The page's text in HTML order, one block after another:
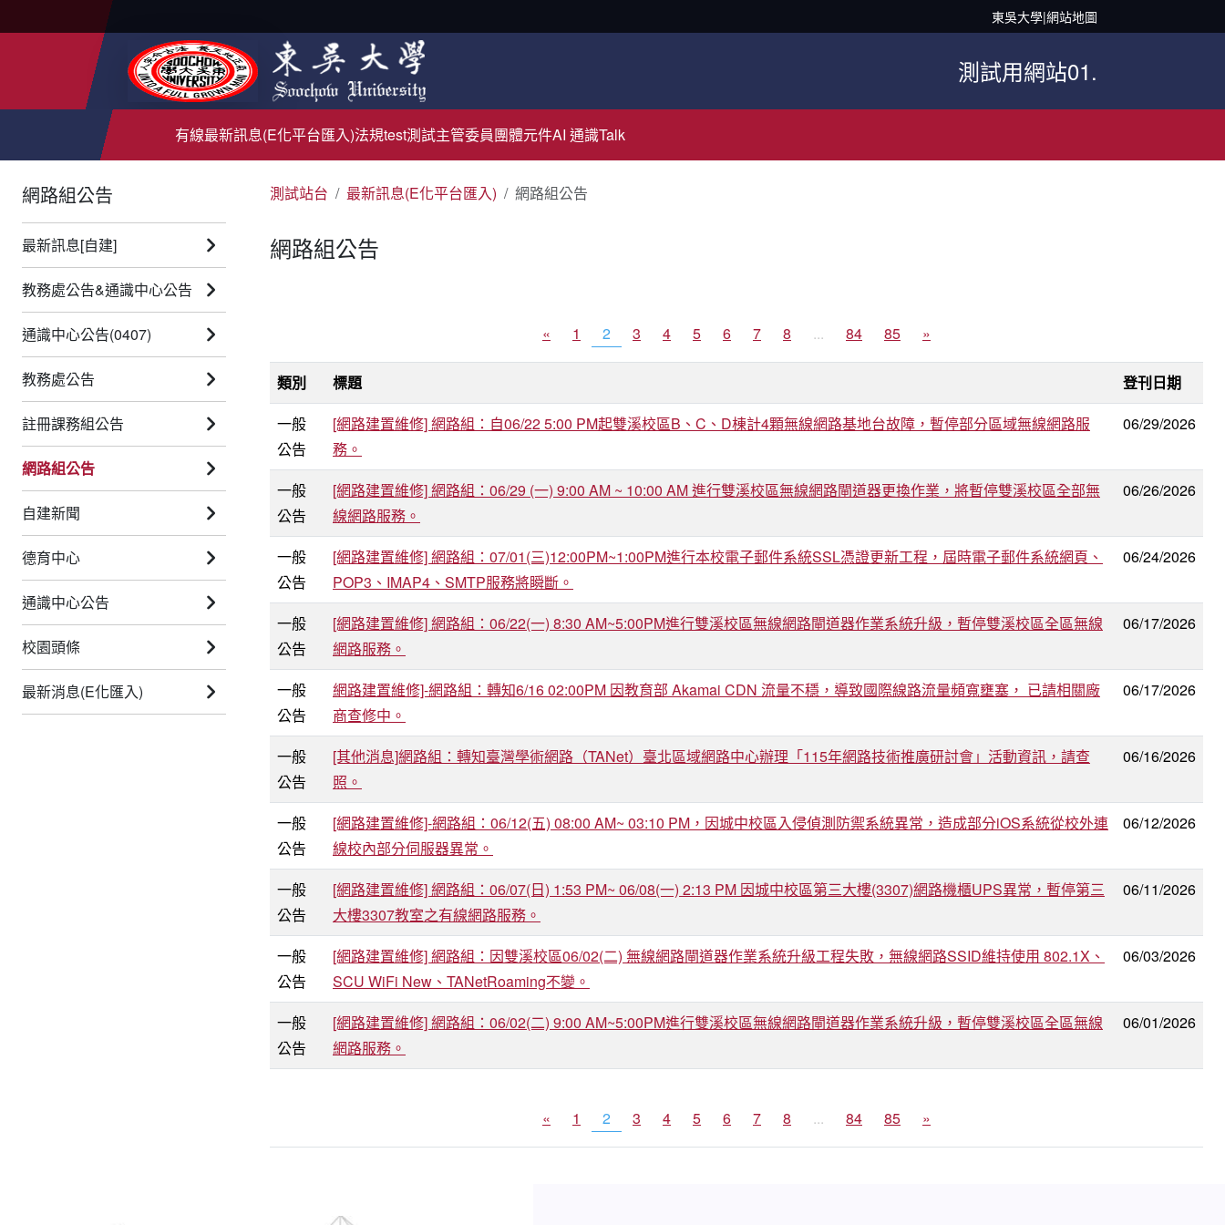
東吳大學|網站地圖
測試用網站01.
有線最新訊息(E化平台匯入)法規test測試主管委員團體元件AI 通識Talk
網路組公告
最新訊息[自建]
教務處公告&通識中心公告
通識中心公告(0407)
教務處公告
註冊課務組公告
網路組公告
自建新聞
德育中心
通識中心公告
校園頭條
最新消息(E化匯入)
測試站台 最新訊息(E化平台匯入) 網路組公告
網路組公告
« 1 2 3 4 5 6 7 8 ... 84 85 »
類別 標題
登刊日期
一般
公告
[網路建置維修] 網路組：自06/22 5:00 PM起雙溪校區B、C、D棟計4顆無線網路基地台故障，暫停部分區域無線網路服
務。
06/29/2026
一般
公告
[網路建置維修] 網路組：06/29 (一) 9:00 AM ~ 10:00 AM 進行雙溪校區無線網路閘道器更換作業，將暫停雙溪校區全部無
線網路服務。
06/26/2026
一般
公告
[網路建置維修] 網路組：07/01(三)12:00PM~1:00PM進行本校電子郵件系統SSL憑證更新工程，屆時電子郵件系統網頁、
POP3、IMAP4、SMTP服務將瞬斷。
06/24/2026
一般
公告
[網路建置維修] 網路組：06/22(一) 8:30 AM~5:00PM進行雙溪校區無線網路閘道器作業系統升級，暫停雙溪校區全區無線
網路服務。
06/17/2026
一般
公告
網路建置維修]-網路組：轉知6/16 02:00PM 因教育部 Akamai CDN 流量不穩，導致國際線路流量頻寬壅塞， 已請相關廠
商查修中。
06/17/2026
一般
公告
[其他消息]網路組：轉知臺灣學術網路（TANet）臺北區域網路中心辦理「115年網路技術推廣研討會」活動資訊，請查
照。
06/16/2026
一般
公告
[網路建置維修]-網路組：06/12(五) 08:00 AM~ 03:10 PM，因城中校區入侵偵測防禦系統異常，造成部分iOS系統從校外連
線校內部分伺服器異常。
06/12/2026
一般
公告
[網路建置維修] 網路組：06/07(日) 1:53 PM~ 06/08(一) 2:13 PM 因城中校區第三大樓(3307)網路機櫃UPS異常，暫停第三
大樓3307教室之有線網路服務。
06/11/2026
一般
公告
[網路建置維修] 網路組：因雙溪校區06/02(二) 無線網路閘道器作業系統升級工程失敗，無線網路SSID維持使用 802.1X、
SCU WiFi New、TANetRoaming不變。
06/03/2026
一般
公告
[網路建置維修] 網路組：06/02(二) 9:00 AM~5:00PM進行雙溪校區無線網路閘道器作業系統升級，暫停雙溪校區全區無線
網路服務。
06/01/2026
« 1 2 3 4 5 6 7 8 ... 84 85 »